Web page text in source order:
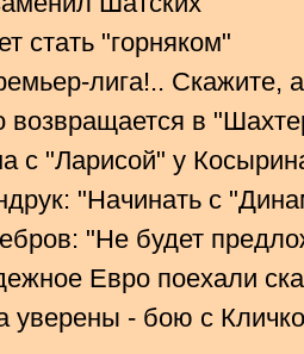
стать "горняком"
лига!.. Скажите,
возвращается в
с "Ларисой" у
"Начинать с
"Не будет
Евро поехали
уверены - бою с